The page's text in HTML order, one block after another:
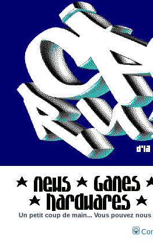
Un petit coup de main... Vous pouvez